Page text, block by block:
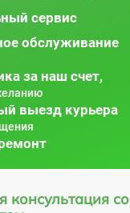
сервис
обслуживание
за наш счет,
выезд курьера
консультация со